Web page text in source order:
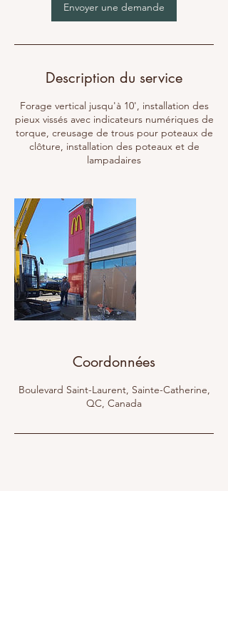
Envoyer une demande
Description du service
Forage vertical jusqu'à 10', installation des
pieux vissés avec indicateurs numériques de
torque, creusage de trous pour poteaux de
clôture, installation des poteaux et de
lampadaires
Coordonnées
Boulevard Saint-Laurent, Sainte-Catherine,
QC, Canada